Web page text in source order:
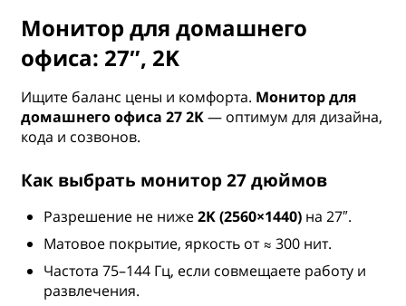
Монитор для домашнего
офиса: 27″, 2K
Ищите баланс цены и комфорта. Монитор для
домашнего офиса 27 2K— оптимум для дизайна,
кода и созвонов.
Как выбрать монитор 27 дюймов
Разрешение не ниже2K (2560×1440) на 27″.
Матовое покрытие, яркость от ≈ 300 нит.
Частота 75–144 Гц, если совмещаете работу и
развлечения.